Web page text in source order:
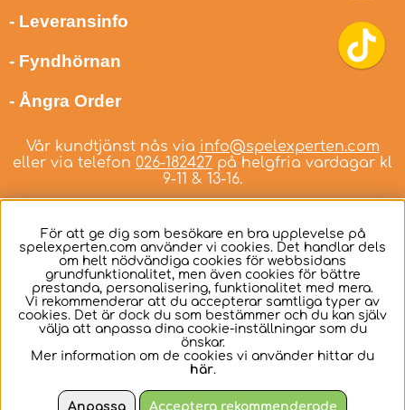
- Leveransinfo
- Fyndhörnan
- Ångra Order
Vår kundtjänst nås via info@spelexperten.com
eller via telefon 026-182427 på helgfria vardagar kl
9-11 & 13-16.
Svenska
För att ge dig som besökare en bra upplevelse på
spelexperten.com använder vi cookies. Det handlar dels
om helt nödvändiga cookies för webbsidans
grundfunktionalitet, men även cookies för bättre
prestanda, personalisering, funktionalitet med mera.
Vi rekommenderar att du accepterar samtliga typer av
cookies. Det är dock du som bestämmer och du kan själv
välja att anpassa dina cookie-inställningar som du
önskar.
Mer information om de cookies vi använder hittar du
här.
Anpassa Acceptera rekommenderade